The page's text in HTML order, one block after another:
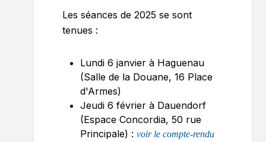
Les séances de 2025 se sont
tenues :
Lundi 6 janvier à Haguenau
(Salle de la Douane, 16 Place
d'Armes)
Jeudi 6 février à Dauendorf
(Espace Concordia, 50 rue
Principale) : voir le compte-rendu